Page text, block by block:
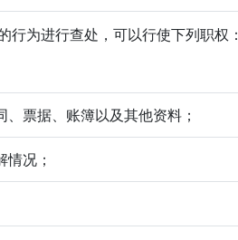
为进行查处，可以行使下列职权：
票据、账簿以及其他资料；
况；